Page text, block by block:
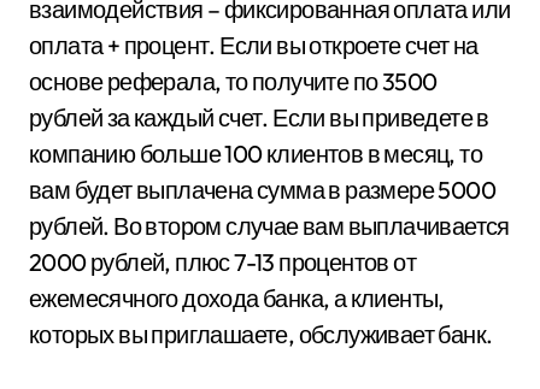
взаимодействия – фиксированная оплата или
оплата + процент. Если вы откроете счет на
основе реферала, то получите по 3500
рублей за каждый счет. Если вы приведете в
компанию больше 100 клиентов в месяц, то
вам будет выплачена сумма в размере 5000
рублей. Во втором случае вам выплачивается
2000 рублей, плюс 7-13 процентов от
ежемесячного дохода банка, а клиенты,
которых вы приглашаете, обслуживает банк.